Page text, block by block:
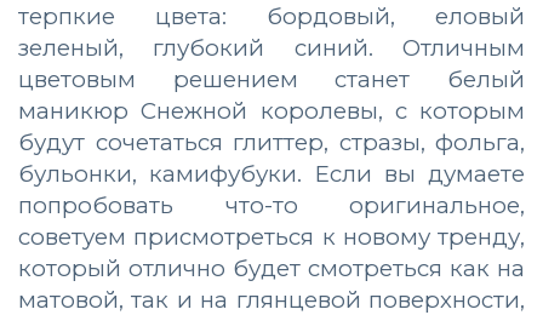
терпкие цвета: бордовый, еловый
зеленый, глубокий синий. Отличным
цветовым решением станет белый
маникюр Снежной королевы, с которым
будут сочетаться глиттер, стразы, фольга,
бульонки, камифубуки. Если вы думаете
попробовать что-то оригинальное,
советуем присмотреться к новому тренду,
который отлично будет смотреться как на
матовой, так и на глянцевой поверхности,